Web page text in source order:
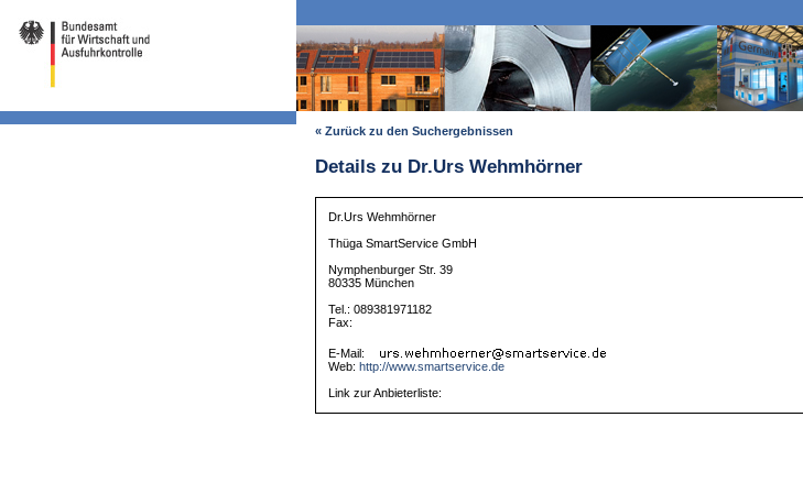
« Zurück zu den Suchergebnissen
Details zu Dr.Urs Wehmhörner
Dr.Urs Wehmhörner
Thüga SmartService GmbH
Nymphenburger Str. 39
80335 München
Tel.: 089381971182
Fax:
E-Mail:
Web: http://www.smartservice.de
Link zur Anbieterliste: